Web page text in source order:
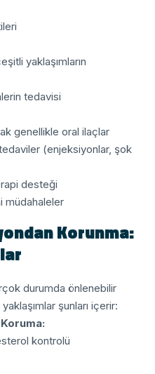
yaklaşımların
tedavisi
genellikle oral ilaçlar
(enjeksiyonlar, şok
desteği
müdahaleler
Korunma:
durumda önlenebilir
şunları içerir:
kontrolü